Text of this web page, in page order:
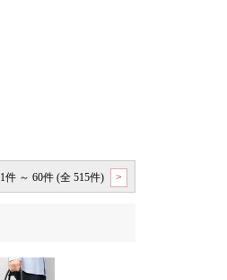
1件 ～ 60件 (全 515件) >